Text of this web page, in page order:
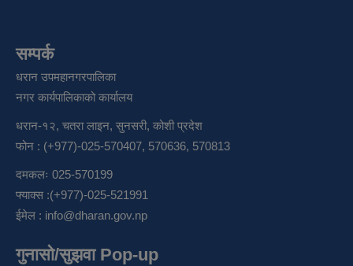
सम्पर्क
धरान उपमहानगरपालिका
नगर कार्यपालिकाको कार्यालय
धरान-१२, चतरा लाइन, सुनसरी, कोशी प्रदेश
फोन : (+977)-025-570407, 570636, 570813
दमकलः 025-570199
फ्याक्स :(+977)-025-521991
ईमेल : info@dharan.gov.np
गुनासो/सुझवा Pop-up